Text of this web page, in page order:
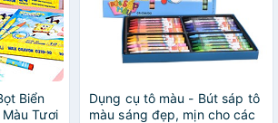
Biển
Tươi
Dụng cụ tô màu - Bút sáp tô
màu sáng đẹp, mịn cho các